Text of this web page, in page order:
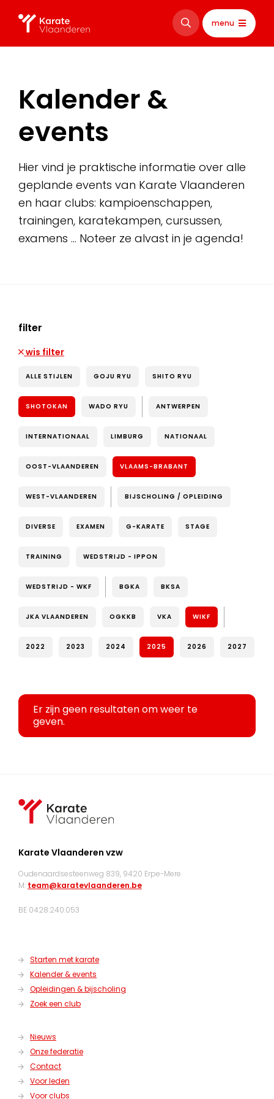
menu
Kalender &
events
Hier vind je praktische informatie over alle
geplande events van Karate Vlaanderen
en haar clubs: kampioenschappen,
trainingen, karatekampen, cursussen,
examens … Noteer ze alvast in je agenda!
filter
wis filter
ALLE STIJLEN GOJU RYU SHITO RYU
SHOTOKAN WADO RYU ANTWERPEN
INTERNATIONAAL LIMBURG NATIONAAL
OOST-VLAANDEREN VLAAMS-BRABANT
WEST-VLAANDEREN BIJSCHOLING / OPLEIDING
DIVERSE EXAMEN G-KARATE STAGE
TRAINING WEDSTRIJD - IPPON
WEDSTRIJD - WKF BGKA BKSA
JKA VLAANDEREN OGKKB VKA WIKF
2022 2023 2024 2025 2026 2027
Er zijn geen resultaten om weer te
geven.
Karate Vlaanderen vzw
Oudenaardsesteenweg 839, 9420 Erpe-Mere
M: team@karatevlaanderen.be
BE 0428.240.053
Starten met karate
Kalender & events
Opleidingen & bijscholing
Zoek een club
Nieuws
Onze federatie
Contact
Voor leden
Voor clubs